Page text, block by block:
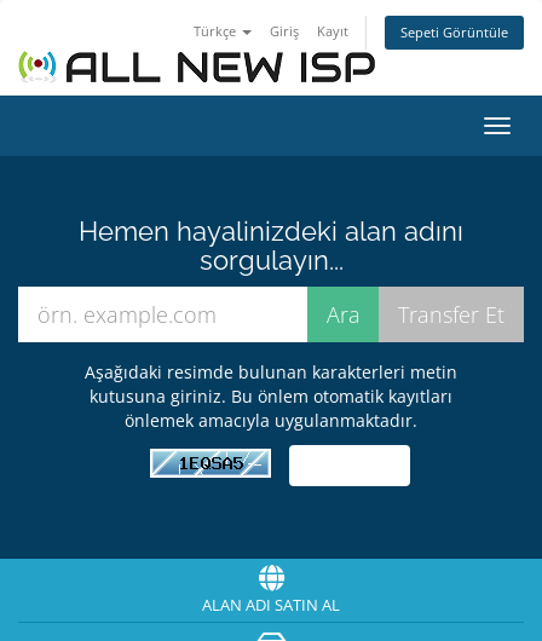
Türkçe Giriş Kayıt Sepeti Görüntüle
Hemen hayalinizdeki alan adını
sorgulayın...
Aşağıdaki resimde bulunan karakterleri metin
kutusuna giriniz. Bu önlem otomatik kayıtları
önlemek amacıyla uygulanmaktadır.
ALAN ADI SATIN AL